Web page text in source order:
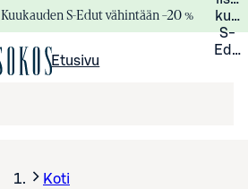
Kuukauden S-Edut vähintään –20 %
S-
Etusivu
Koti